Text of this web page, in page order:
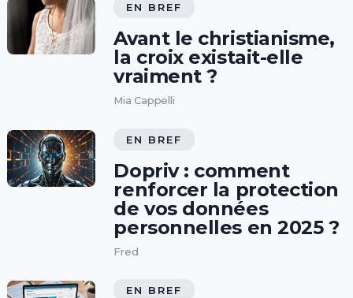
EN BREF
Avant le christianisme,
la croix existait-elle
vraiment ?
Mia Cappelli
EN BREF
Dopriv : comment
renforcer la protection
de vos données
personnelles en 2025 ?
Fred
EN BREF